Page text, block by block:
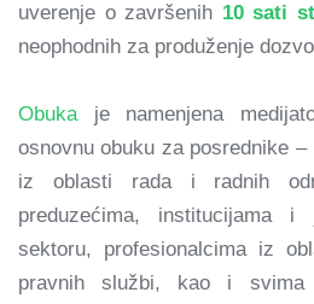
uverenje o završenih 10 sati
neophodnih za produženje
Obuka je namenjena
osnovnu obuku za posrednike
iz oblasti rada i radnih
preduzećima, institucijama i
sektoru, profesionalcima iz
pravnih službi, kao i